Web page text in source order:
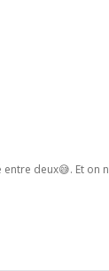
deux😅. Et